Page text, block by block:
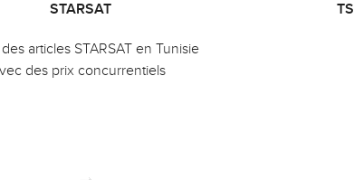
STARSAT
articles STARSAT en Tunisie
des prix concurrentiels
TS